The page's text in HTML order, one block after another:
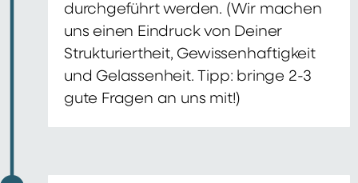
durchgeführt werden. (Wir machen
uns einen Eindruck von Deiner
Strukturiertheit, Gewissenhaftigkeit
und Gelassenheit. Tipp: bringe 2-3
gute Fragen an uns mit!)